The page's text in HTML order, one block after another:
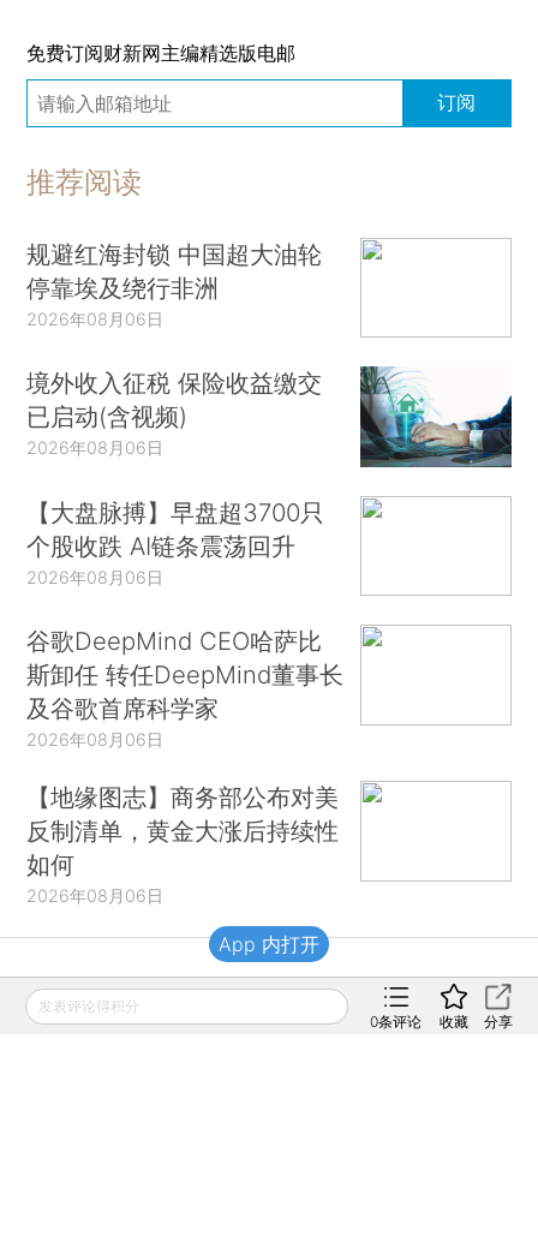
免费订阅财新网主编精选版电邮
订阅
推荐阅读
规避红海封锁 中国超大油轮
停靠埃及绕行非洲
2026年08月06日
境外收入征税 保险收益缴交
已启动(含视频)
2026年08月06日
【大盘脉搏】早盘超3700只
个股收跌 AI链条震荡回升
2026年08月06日
谷歌DeepMind CEO哈萨比
斯卸任 转任DeepMind董事长
及谷歌首席科学家
2026年08月06日
【地缘图志】商务部公布对美
反制清单，黄金大涨后持续性
如何
2026年08月06日
财新移动
发表评论得积分
0条评论 收藏 分享
App 内打开